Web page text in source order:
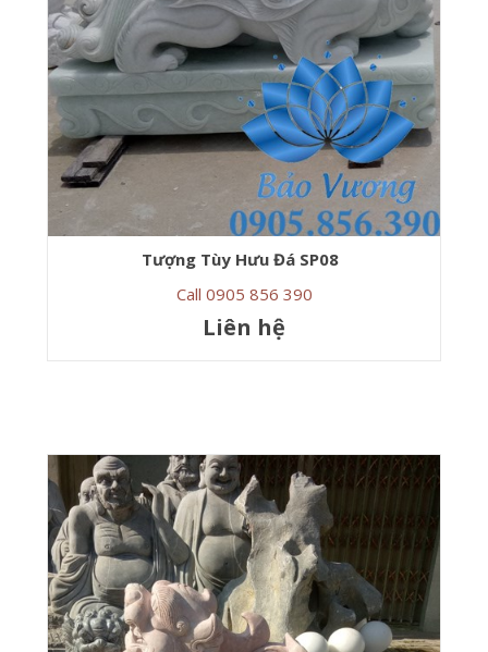
Tượng Tùy Hưu Đá SP08
Call 0905 856 390
Liên hệ